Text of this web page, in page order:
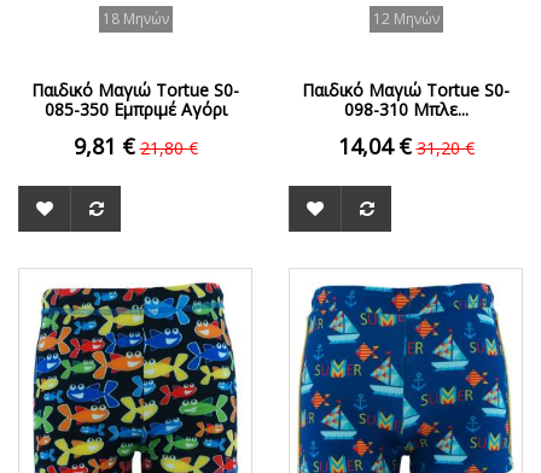
18 Μηνών
Παιδικό Μαγιώ Tortue S0-
085-350 Εμπριμέ Αγόρι
9,81 € 21,80 €
12 Μηνών
Παιδικό Μαγιώ Tortue S0-
098-310 Μπλε...
14,04 € 31,20 €